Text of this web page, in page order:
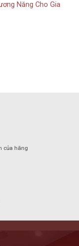
Năng Cho Gia
của hãng